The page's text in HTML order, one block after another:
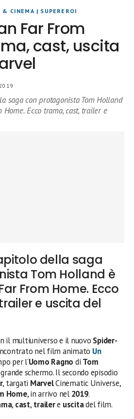
& CINEMA | SUPEREROI
Far From
cast, uscita
saga con protagonista Tom Holland
Ecco trama, cast, trailer e
della saga
Tom Holland è
From Home. Ecco
e uscita del
il multiuniverso e il nuovo Spider-
nel film animato Un
per l’Uomo Ragno di Tom
schermo. Il secondo episodio
, targati MarvelCinematic Universe,
Home, in arrivo nel 2019.
, cast, trailere uscitadel film.